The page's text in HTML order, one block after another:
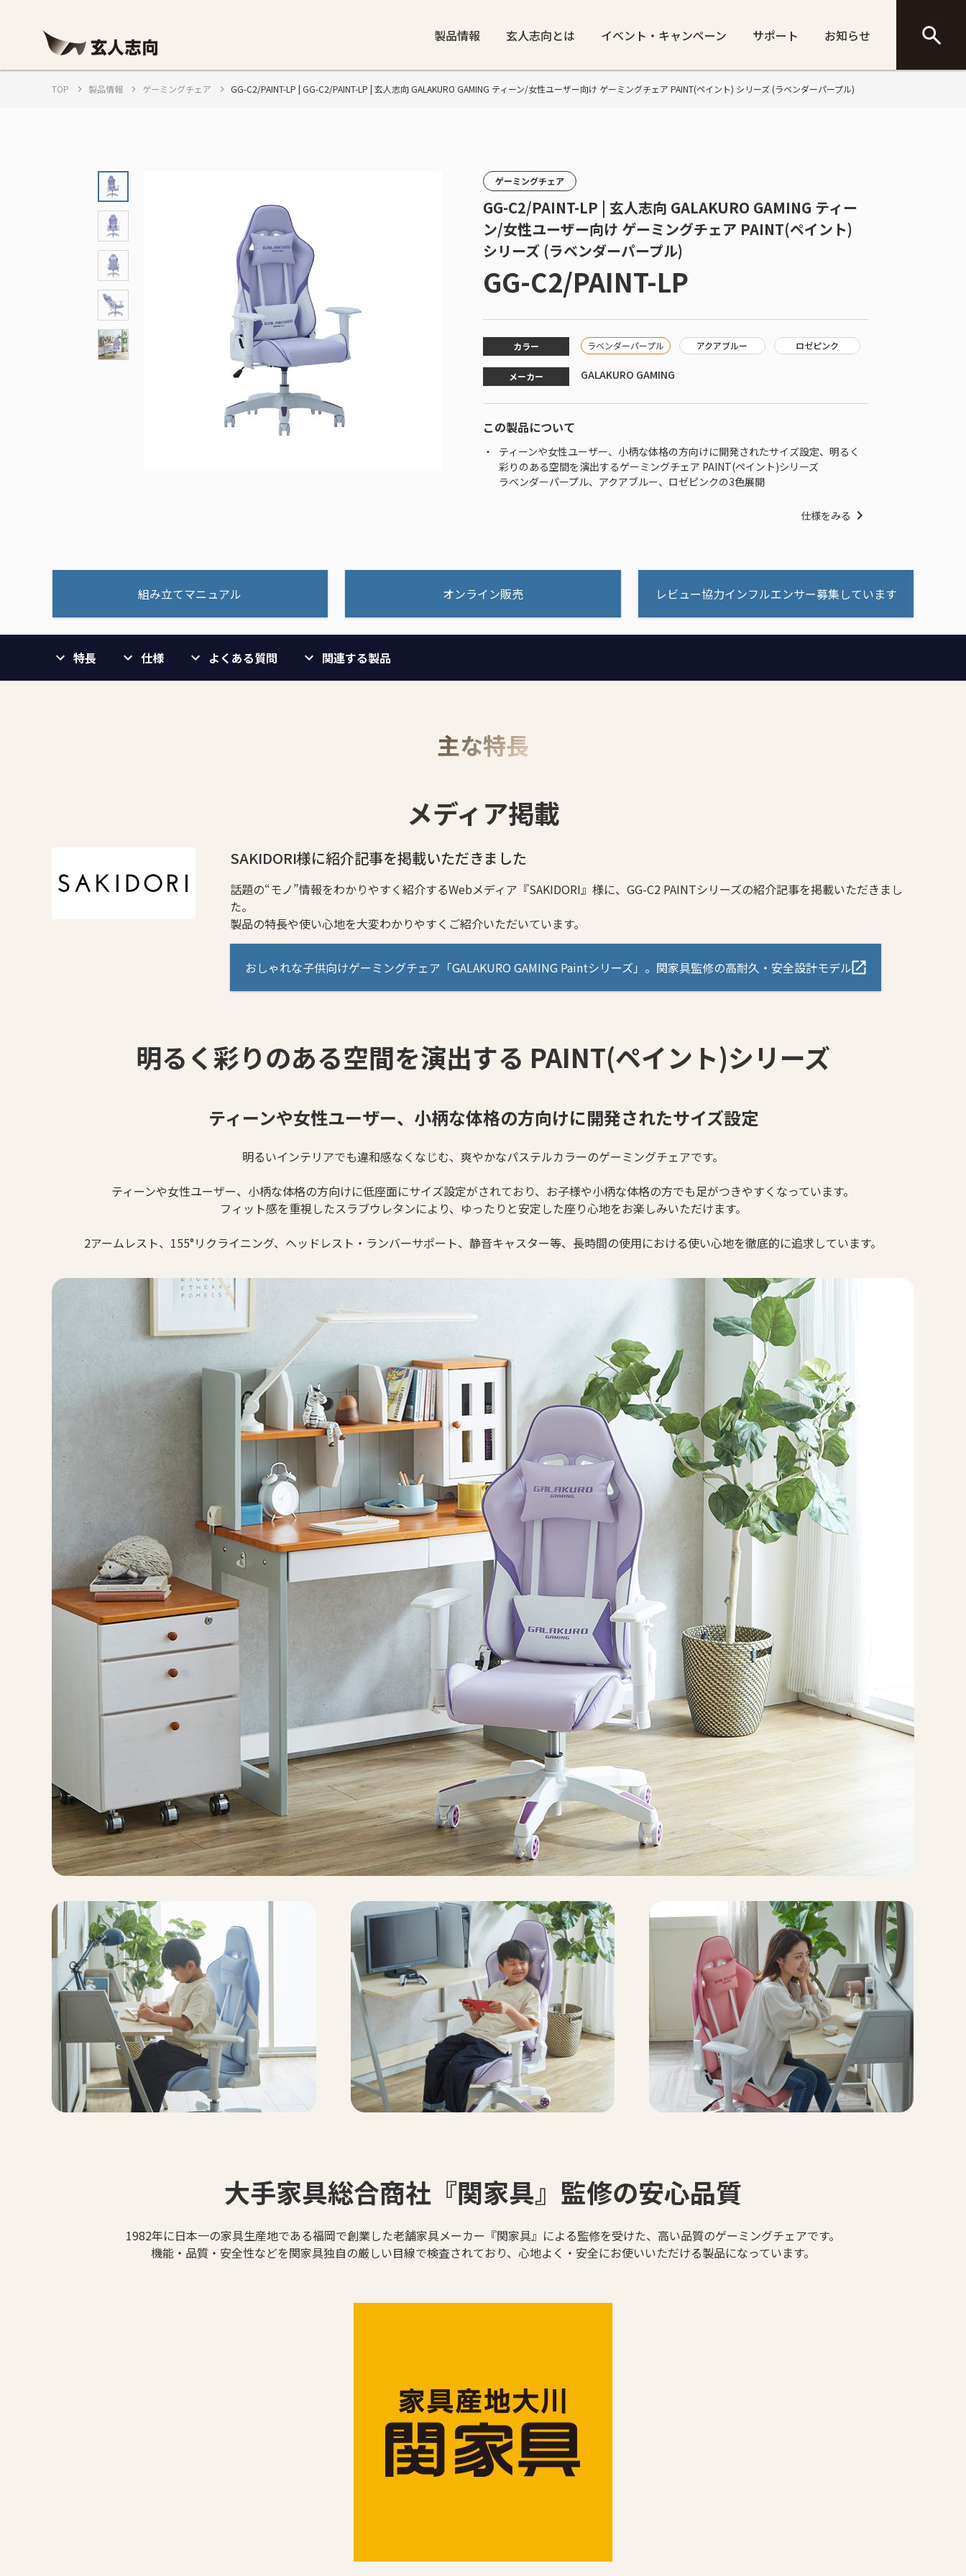
製品情報 玄人志向とは イベント・キャンペーン サポート お知らせ
TOP 製品情報 ゲーミングチェア GG-C2/PAINT-LP | GG-C2/PAINT-LP | 玄人志向 GALAKURO GAMING ティーン/女性ユーザー向け ゲーミングチェア PAINT(ペイント) シリーズ (ラベンダーパープル)
ゲーミングチェア
GG-C2/PAINT-LP | 玄人志向 GALAKURO GAMING ティー
ン/女性ユーザー向け ゲーミングチェア PAINT(ペイント)
シリーズ (ラベンダーパープル)
GG-C2/PAINT-LP
カラー ラベンダーパープル アクアブルー ロゼピンク
メーカー GALAKURO GAMING
この製品について
ティーンや女性ユーザー、小柄な体格の方向けに開発されたサイズ設定、明るく
彩りのある空間を演出するゲーミングチェア PAINT(ペイント)シリーズ
ラベンダーパープル、アクアブルー、ロゼピンクの3色展開
仕様をみる
組み立てマニュアル オンライン販売 レビュー協力インフルエンサー募集しています
特長 仕様 よくある質問 関連する製品
主な特長
メディア掲載
SAKIDORI様に紹介記事を掲載いただきました
話題の“モノ”情報をわかりやすく紹介するWebメディア『SAKIDORI』様に、GG-C2 PAINTシリーズの紹介記事を掲載いただきまし
た。
製品の特長や使い心地を大変わかりやすくご紹介いただいています。
おしゃれな子供向けゲーミングチェア「GALAKURO GAMING Paintシリーズ」。関家具監修の高耐久・安全設計モデル
明るく彩りのある空間を演出する PAINT(ペイント)シリーズ
ティーンや女性ユーザー、小柄な体格の方向けに開発されたサイズ設定
明るいインテリアでも違和感なくなじむ、爽やかなパステルカラーのゲーミングチェアです。
ティーンや女性ユーザー、小柄な体格の方向けに低座面にサイズ設定がされており、お子様や小柄な体格の方でも足がつきやすくなっています。
フィット感を重視したスラブウレタンにより、ゆったりと安定した座り心地をお楽しみいただけます。
2アームレスト、155°リクライニング、ヘッドレスト・ランバーサポート、静音キャスター等、長時間の使用における使い心地を徹底的に追求しています。
大手家具総合商社『関家具』監修の安心品質
1982年に日本一の家具生産地である福岡で創業した老舗家具メーカー『関家具』による監修を受けた、高い品質のゲーミングチェアです。
機能・品質・安全性などを関家具独自の厳しい目線で検査されており、心地よく・安全にお使いいただける製品になっています。